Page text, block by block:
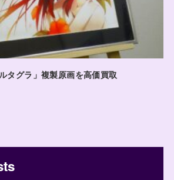
グラ」複製原画を高価買取